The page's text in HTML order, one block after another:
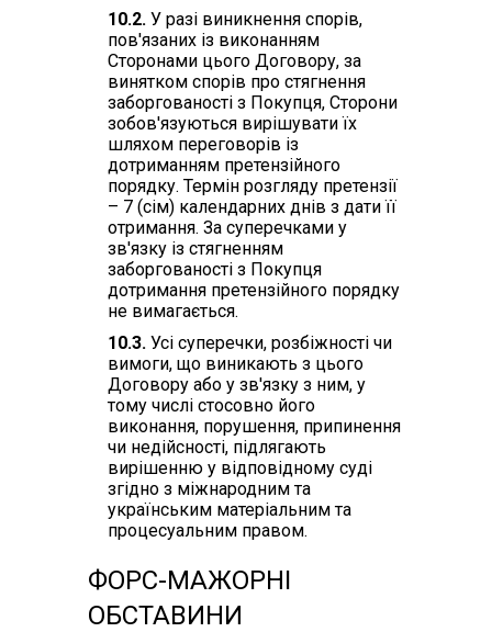
10.2. У разі виникнення спорів,
пов'язаних із виконанням
Сторонами цього Договору, за
винятком спорів про стягнення
заборгованості з Покупця, Сторони
зобов'язуються вирішувати їх
шляхом переговорів із
дотриманням претензійного
порядку. Термін розгляду претензії
– 7 (сім) календарних днів з дати її
отримання. За суперечками у
зв'язку із стягненням
заборгованості з Покупця
дотримання претензійного порядку
не вимагається.
10.3. Усі суперечки, розбіжності чи
вимоги, що виникають з цього
Договору або у зв'язку з ним, у
тому числі стосовно його
виконання, порушення, припинення
чи недійсності, підлягають
вирішенню у відповідному суді
згідно з міжнародним та
українським матеріальним та
процесуальним правом.
ФОРС-МАЖОРНІ
ОБСТАВИНИ